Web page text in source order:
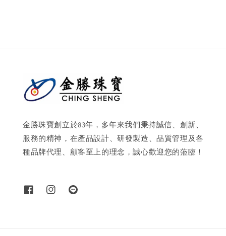
金勝珠寶創立於83年，多年來我們秉持誠信、創新、
服務的精神，在產品設計、研發製造、品質管理及各
種品牌代理、顧客至上的理念，誠心歡迎您的蒞臨！